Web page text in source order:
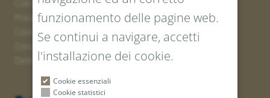
Colofone
Privacy Policy
Cookies
Diritto di recesso
funzionamento delle pagine web.
Se continui a navigare, accetti
l'installazione dei cookie.
Cookie essenziali
Cookie statistici